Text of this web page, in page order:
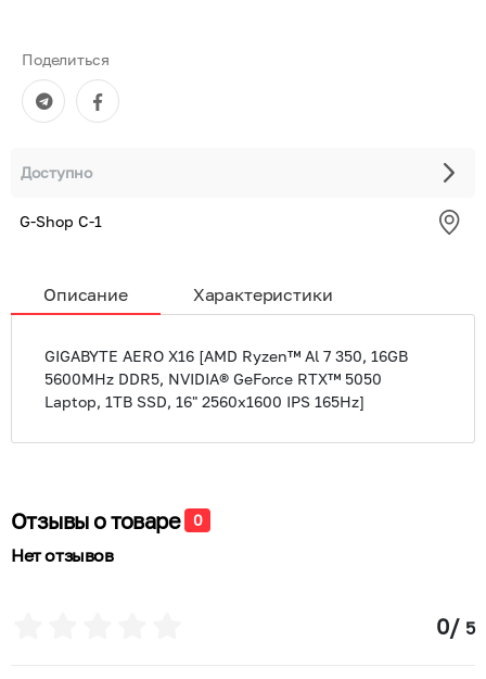
Поделиться
Доступно
G-Shop С-1
Описание Характеристики
GIGABYTE AERO X16 [AMD Ryzen™ Al 7 350, 16GB
5600MHz DDR5, NVIDIA® GeForce RTX™ 5050
Laptop, 1TB SSD, 16" 2560x1600 IPS 165Hz]
Отзывы о товаре 0
Нет отзывов
0/ 5